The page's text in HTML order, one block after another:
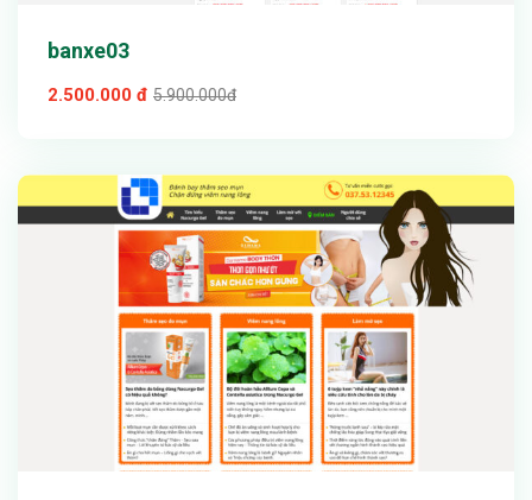
banxe03
2.500.000 đ 5.900.000đ
Chi tiết